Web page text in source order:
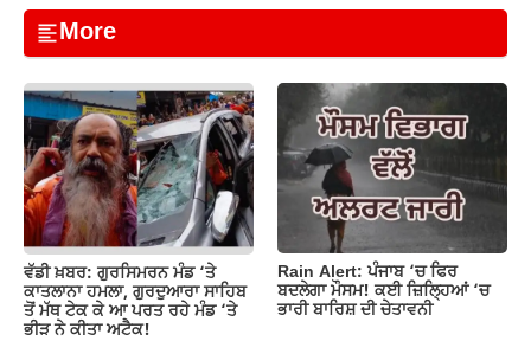
c
e
b
o
o
k
at
s
A
p
p
gr
a
m
y
Li
n
k
e
More
ਵੱਡੀ ਖ਼ਬਰ: ਗੁਰਸਿਮਰਨ ਮੰਡ ‘ਤੇ
ਕਾਤਲਾਨਾ ਹਮਲਾ, ਗੁਰਦੁਆਰਾ ਸਾਹਿਬ
ਤੋਂ ਮੱਥ ਟੇਕ ਕੇ ਆ ਪਰਤ ਰਹੇ ਮੰਡ ‘ਤੇ
ਭੀੜ ਨੇ ਕੀਤਾ ਅਟੈਕ!
Rain Alert: ਪੰਜਾਬ ‘ਚ ਫਿਰ
ਬਦਲੇਗਾ ਮੌਸਮ! ਕਈ ਜ਼ਿਲ੍ਹਿਆਂ ‘ਚ
ਭਾਰੀ ਬਾਰਿਸ਼ ਦੀ ਚੇਤਾਵਨੀ